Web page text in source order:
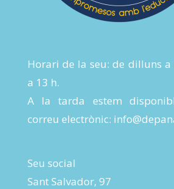
Horari de la seu: de dilluns a
a 13 h.
A la tarda estem
correu electrònic:
Seu social
Sant Salvador, 97